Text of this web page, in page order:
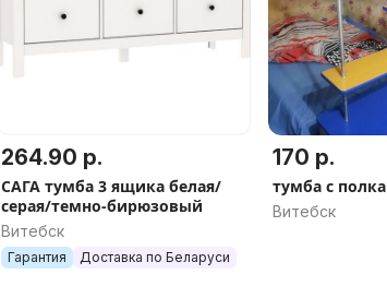
264.90 р.
САГА тумба 3 ящика белая/
серая/темно-бирюзовый
Витебск
Гарантия Доставка по Беларуси
170 р.
тумба с
Витебск